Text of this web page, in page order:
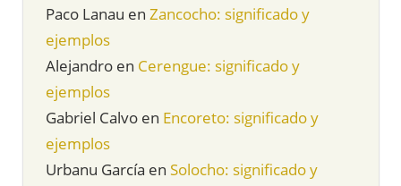
Paco Lanau en Zancocho: significado y
ejemplos
Alejandro en Cerengue: significado y
ejemplos
Gabriel Calvo en Encoreto: significado y
ejemplos
Urbanu García en Solocho: significado y